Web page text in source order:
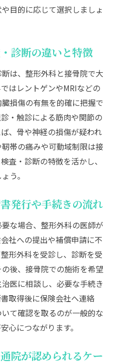
目的に応じて選択しましょ
診断の違いと特徴
は、整形外科と接骨院で大
はレントゲンやMRIなどの
損傷の有無を的確に把握で
・触診による筋肉や関節の
、骨や神経の損傷が疑われ
帯の痛みや可動域制限は接
査・診断の特徴を活かし、
う。
発行や手続きの流れ
な場合、整形外科の医師が
社への提出や補償申請に不
形外科を受診し、診断を受
後、接骨院での施術を希望
医に相談し、必要な手続き
取得後に保険会社へ連絡
て確認を取るのが一般的な
心につながります。
院が認められるケー